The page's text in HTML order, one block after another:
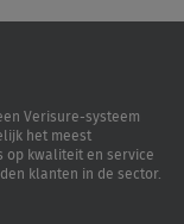
Verisure-systeem
het meest
op kwaliteit en service
klanten in de sector.